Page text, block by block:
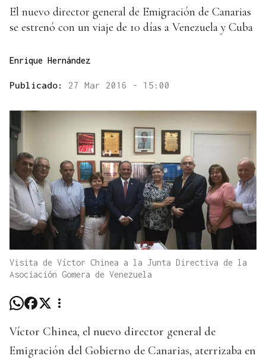
El nuevo director general de Emigración de Canarias
se estrenó con un viaje de 10 días a Venezuela y Cuba
Enrique Hernández
Publicado: 27 Mar 2016 - 15:00
Visita de Víctor Chinea a la Junta Directiva de la
Asociación Gomera de Venezuela
Víctor Chinea, el nuevo director general de
Emigración del Gobierno de Canarias, aterrizaba en